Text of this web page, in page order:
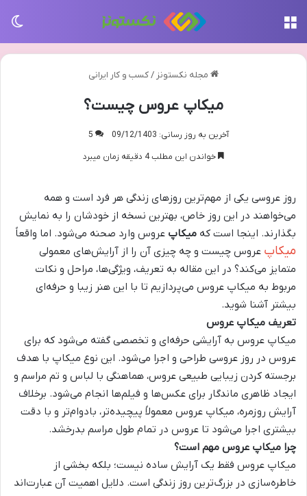
مجله نکستونز /کسب و کار ایرانی
میکاپ عروس چیست؟
آخرین به روز رسانی: 09/12/1403
5
خواندن این مطلب 4 دقیقه زمان میبرد
روز عروسی یکی از مهم‌ترین روزهای زندگی هر فرد است و همه
می‌خواهند در این روز خاص، بهترین نسخه از خودشان را به نمایش
بگذارند. اینجا است که میکاپ عروس وارد صحنه می‌شود. اما واقعاً
میکاپ عروس چیست و چه چیزی آن را از آرایش‌های معمولی
متمایز می‌کند؟ در این مقاله به تعریف، ویژگی‌ها، مراحل و نکات
مربوط به میکاپ عروس می‌پردازیم تا با این هنر زیبا و حرفه‌ای
بیشتر آشنا شوید.
تعریف میکاپ عروس
میکاپ عروس به آرایشی حرفه‌ای و تخصصی گفته می‌شود که برای
عروس در روز عروسی طراحی و اجرا می‌شود. این نوع میکاپ با هدف
برجسته کردن زیبایی طبیعی عروس، هماهنگی با لباس و تم مراسم و
ایجاد ظاهری ماندگار برای عکس‌ها و فیلم‌ها انجام می‌شود. برخلاف
آرایش روزمره، میکاپ عروس معمولاً پیچیده‌تر، بادوام‌تر و با دقت
بیشتری اجرا می‌شود تا عروس در تمام طول مراسم بدرخشد.
چرا میکاپ عروس مهم است؟
میکاپ عروس فقط یک آرایش ساده نیست؛ بلکه بخشی از
خاطره‌سازی در بزرگ‌ترین روز زندگی است. دلایل اهمیت آن عبارت‌اند